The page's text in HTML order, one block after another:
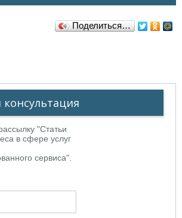
Поделиться…
консультация